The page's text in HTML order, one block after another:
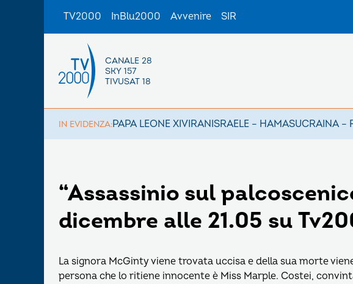
TV2000 InBlu2000 Avvenire SIR
CANALE 28
SKY 157
TIVUSAT 18
IN EVIDENZA:PAPA LEONE XIVIRANISRAELE – HAMASUCRAINA –
“Assassinio sul
dicembre alle 21.05 su
La signora McGinty viene trovata uccisa e della sua morte
persona che lo ritiene innocente è Miss Marple. Costei,